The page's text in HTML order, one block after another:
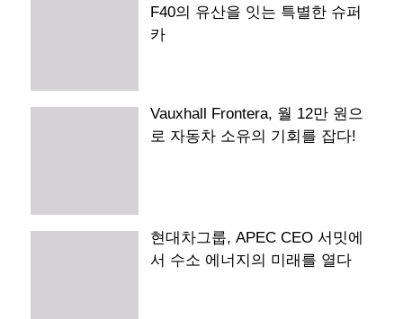
F40의 유산을 잇는 특별한 슈퍼
카
Vauxhall Frontera, 월 12만 원으
로 자동차 소유의 기회를 잡다!
현대차그룹, APEC CEO 서밋에
서 수소 에너지의 미래를 열다